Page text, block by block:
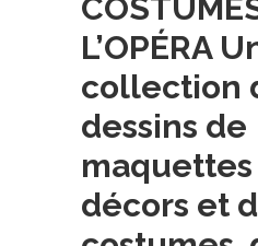
L’OPÉRA
collection
dessins de
décors et